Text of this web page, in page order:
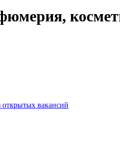
открытых вакансий